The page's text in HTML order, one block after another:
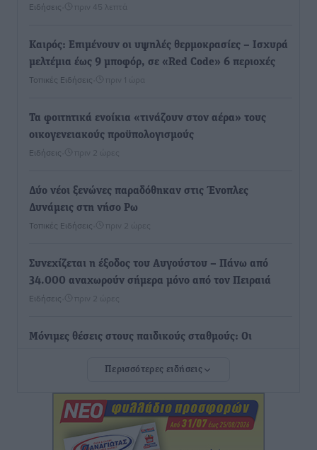
Ειδήσεις πριν 45 λεπτά
Καιρός: Επιμένουν οι υψηλές θερμοκρασίες – Ισχυρά
μελτέμια έως 9 μποφόρ, σε «Red Code» 6 περιοχές
Τοπικές Ειδήσεις πριν 1 ώρα
Τα φοιτητικά ενοίκια «τινάζουν στον αέρα» τους
οικογενειακούς προϋπολογισμούς
Ειδήσεις πριν 2 ώρες
Δύο νέοι ξενώνες παραδόθηκαν στις Ένοπλες
Δυνάμεις στη νήσο Ρω
Τοπικές Ειδήσεις πριν 2 ώρες
Συνεχίζεται η έξοδος του Αυγούστου – Πάνω από
34.000 αναχωρούν σήμερα μόνο από τον Πειραιά
Ειδήσεις πριν 2 ώρες
Μόνιμες θέσεις στους παιδικούς σταθμούς: Οι
για τους δήμους
Δεύτερη πηγή εισοδήματος για τους επαγγελματίες
ψαράδες ο αλιευτικός τουρισμός
Περισσότερες ειδήσεις